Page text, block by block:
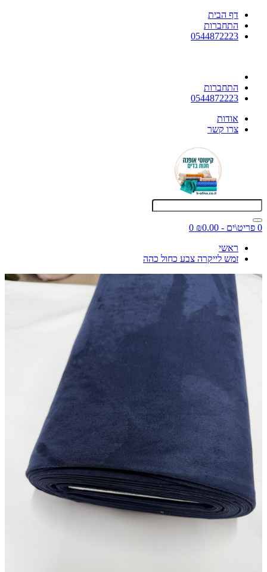
דף הבית
התחברות
0544872223
התחברות
0544872223
אודות
צרו קשר
0 פריט\ים - ₪0.00
0
ראשי
זמש לייקרה צבע כחול כהה